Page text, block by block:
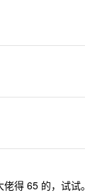
得 65 的，试试。